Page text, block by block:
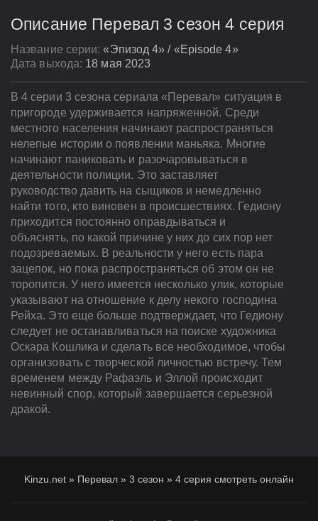
Описание Перевал 3 сезон 4 серия
Название серии:«Эпизод 4» / «Episode 4»
Дата выхода: 18 мая 2023
В 4 серии 3 сезона сериала «Перевал» ситуация в
пригороде удерживается напряженной. Среди
местного населения начинают распространяться
нелепые истории о появлении маньяка. Многие
начинают паниковать и разочаровываться в
деятельности полиции. Это заставляет
руководство давить на сыщиков и немедленно
найти того, кто виновен в происшествиях. Гедиону
приходится постоянно оправдываться и
объяснять, по какой причине у них до сих пор нет
подозреваемых. В реальности у него есть пара
зацепок, но пока распространяться об этом он не
торопится. У него имеется несколько улик, которые
указывают на отношение к делу некого господина
Рейха. Это еще больше подтверждает, что Гедиону
следует не останавливаться на поиске художника
Оскара Кошлика и сделать все необходимое, чтобы
организовать с творческой личностью встречу. Тем
временем между Рафаэль и Эллой происходит
невинный спор, который завершается серьезной
дракой.
Kinzu.net » Перевал » 3 сезон » 4 серия смотреть онлайн